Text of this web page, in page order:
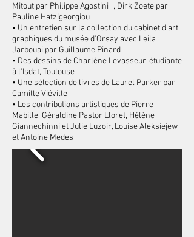
Mitout par Philippe Agostini , Dirk Zoete par
Pauline Hatzigeorgiou
• Un entretien sur la collection du cabinet d'art
graphiques du musée d'Orsay avec Leila
Jarbouai par Guillaume Pinard
• Des dessins de Charlène Levasseur, étudiante
à l'Isdat, Toulouse
• Une sélection de livres de Laurel Parker par
Camille Viéville
• Les contributions artistiques de Pierre
Mabille, Géraldine Pastor Lloret, Hélène
Giannechinni et Julie Luzoir, Louise Aleksiejew
et Antoine Medes